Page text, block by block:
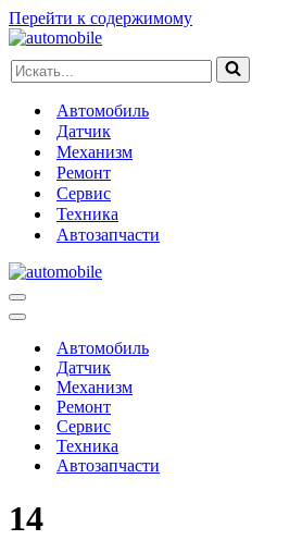
Перейти к содержимому
Искать...
Автомобиль
Датчик
Механизм
Ремонт
Сервис
Техника
Автозапчасти
Меню
навигации
Меню
навигацииАвтомобиль
Датчик
Механизм
Ремонт
Сервис
Техника
Автозапчасти
14